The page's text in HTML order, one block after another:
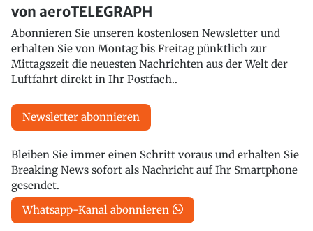
von aeroTELEGRAPH
Abonnieren Sie unseren kostenlosen Newsletter und
erhalten Sie von Montag bis Freitag pünktlich zur
Mittagszeit die neuesten Nachrichten aus der Welt der
Luftfahrt direkt in Ihr Postfach..
Newsletter abonnieren
Bleiben Sie immer einen Schritt voraus und erhalten Sie
Breaking News sofort als Nachricht auf Ihr Smartphone
gesendet.
Whatsapp-Kanal abonnieren